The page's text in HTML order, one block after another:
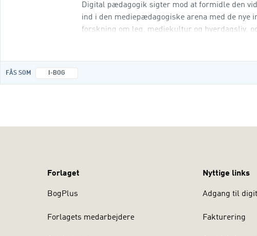
Digital pædagogik sigter mod at formidle den
ind i den mediepædagogiske arena med de nye
forskning om leg, mediekultur og hverdagsliv,
FÅS SOM I-BOG
Forlaget
BogPlus
Forlagets medarbejdere
Nyttige links
Adgang til
Fakturering